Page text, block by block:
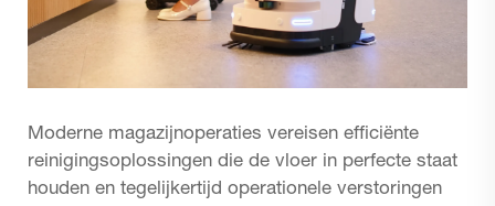
Moderne magazijnoperaties vereisen efficiënte
reinigingsoplossingen die de vloer in perfecte staat
houden en tegelijkertijd operationele verstoringen